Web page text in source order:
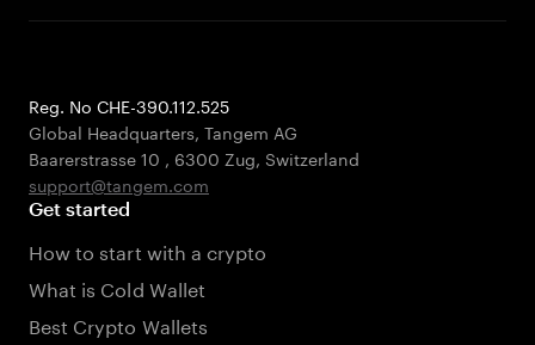
Reg. No CHE-390.112.525
Global Headquarters, Tangem AG
Baarerstrasse 10 , 6300 Zug, Switzerland
support@tangem.com
Get started
How to start with a crypto
What is Cold Wallet
Best Crypto Wallets